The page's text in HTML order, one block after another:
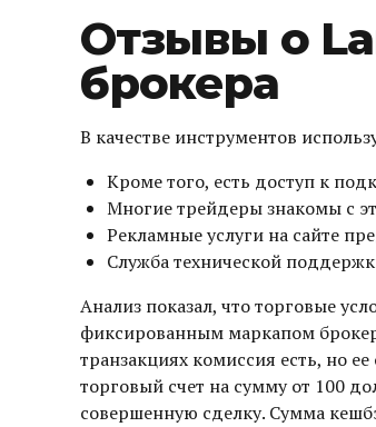
Отзывы о
брокера
В качестве инструментов
Кроме того, есть доступ к
Многие трейдеры знакомы с
Рекламные услуги на сайте
Служба технической
Анализ показал, что торговые
фиксированным маркапом
транзакциях комиссия есть, но
торговый счет на сумму от 100
совершенную сделку. Сумма